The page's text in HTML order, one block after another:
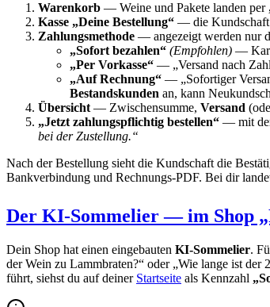
Warenkorb — Weine und Pakete landen per
Kasse „Deine Bestellung“ — die
Zahlungsmethode — angezeigt werden nur
„Sofort bezahlen“ (Empfohlen) —
„Per Vorkasse“ — „Versand nach
„Auf Rechnung“ — „Sofortiger
Bestandskunden an, kann
Übersicht — Zwischensumme, Versand
„Jetzt zahlungspflichtig bestellen“ — mit
bei der Zustellung.“
Nach der Bestellung sieht die Kundschaft die
Bankverbindung und Rechnungs-PDF. Bei dir
Der KI-Sommelier — im Shop
Dein Shop hat einen eingebauten KI-Sommelier.
der Wein zu Lammbraten?“ oder „Wie lange ist
führt, siehst du auf deiner Startseite als Kennzahl